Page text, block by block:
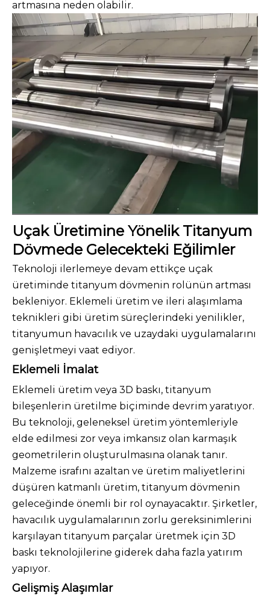
artmasına neden olabilir.
Uçak Üretimine Yönelik Titanyum
Dövmede Gelecekteki Eğilimler
Teknoloji ilerlemeye devam ettikçe uçak
üretiminde titanyum dövmenin rolünün artması
bekleniyor. Eklemeli üretim ve ileri alaşımlama
teknikleri gibi üretim süreçlerindeki yenilikler,
titanyumun havacılık ve uzaydaki uygulamalarını
genişletmeyi vaat ediyor.
Eklemeli İmalat
Eklemeli üretim veya 3D baskı, titanyum
bileşenlerin üretilme biçiminde devrim yaratıyor.
Bu teknoloji, geleneksel üretim yöntemleriyle
elde edilmesi zor veya imkansız olan karmaşık
geometrilerin oluşturulmasına olanak tanır.
Malzeme israfını azaltan ve üretim maliyetlerini
düşüren katmanlı üretim, titanyum dövmenin
geleceğinde önemli bir rol oynayacaktır. Şirketler,
havacılık uygulamalarının zorlu gereksinimlerini
karşılayan titanyum parçalar üretmek için 3D
baskı teknolojilerine giderek daha fazla yatırım
yapıyor.
Gelişmiş Alaşımlar